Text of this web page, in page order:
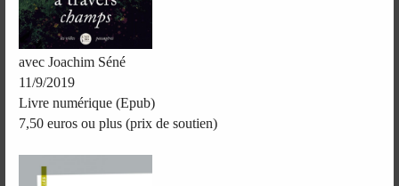
avec Joachim Séné
11/9/2019
Livre numérique (Epub)
7,50 euros ou plus (prix de soutien)